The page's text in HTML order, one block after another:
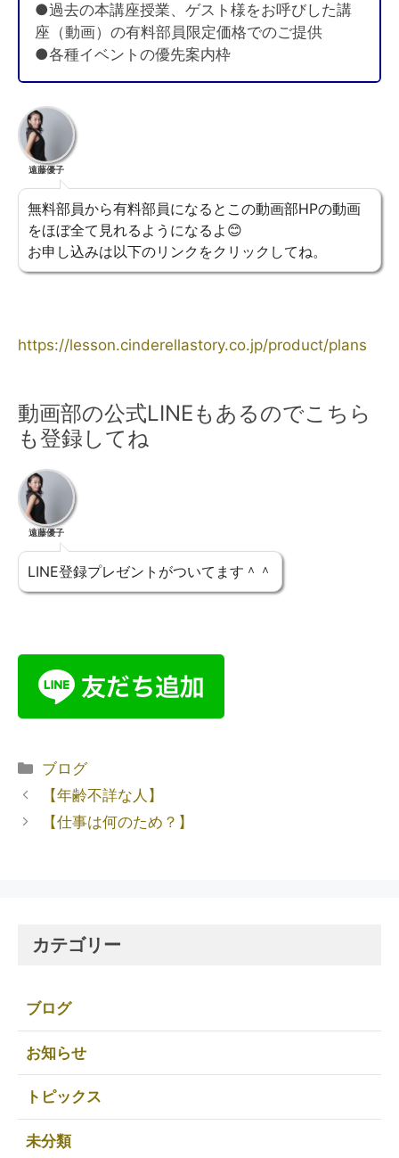
●過去の本講座授業、ゲスト様をお呼びした講
座（動画）の有料部員限定価格でのご提供
●各種イベントの優先案内枠
遠藤優子
無料部員から有料部員になるとこの動画部HPの動画
をほぼ全て見れるようになるよ😊
お申し込みは以下のリンクをクリックしてね。
https://lesson.cinderellastory.co.jp/product/plans
動画部の公式LINEもあるのでこちら
も登録してね
遠藤優子
LINE登録プレゼントがついてます＾＾
ブログ
【年齢不詳な人】
【仕事は何のため？】
カテゴリー
ブログ
お知らせ
トピックス
未分類